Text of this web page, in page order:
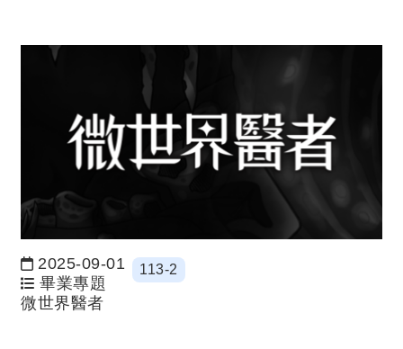
日期：
2025-09-01
畢業專題
113-2
微世界醫者